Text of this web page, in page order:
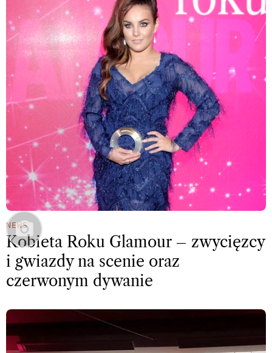
NEWS
Kobieta Roku Glamour – zwycięzcy
i gwiazdy na scenie oraz
czerwonym dywanie